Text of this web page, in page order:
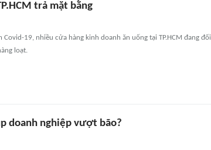
trả mặt bằng
19, nhiều cửa hàng kinh doanh ăn uống tại TP.HCM đang đối
loạt.
doanh nghiệp vượt bão?